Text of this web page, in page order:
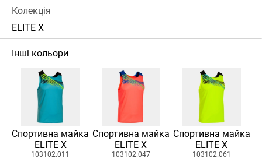
Колекція
ELITE X
Інші кольори
Спортивна майка
ELITE X
103102.011
Спортивна майка
ELITE X
103102.047
Спортивна майка
ELITE X
103102.061